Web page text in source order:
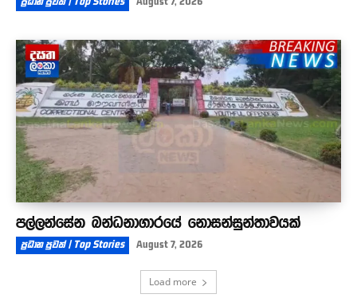
පල්ලන්සේන බන්ධනාගාරයේ නොසන්සුන්තාවයක්
ප්‍රධාන පුවත් | Top Stories August 7, 2026
Load more